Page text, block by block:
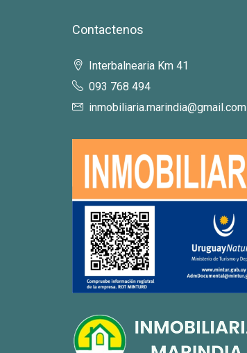
Contactenos
Interbalnearia Km 41
093 768 494
inmobiliaria.marindia@gmail.com